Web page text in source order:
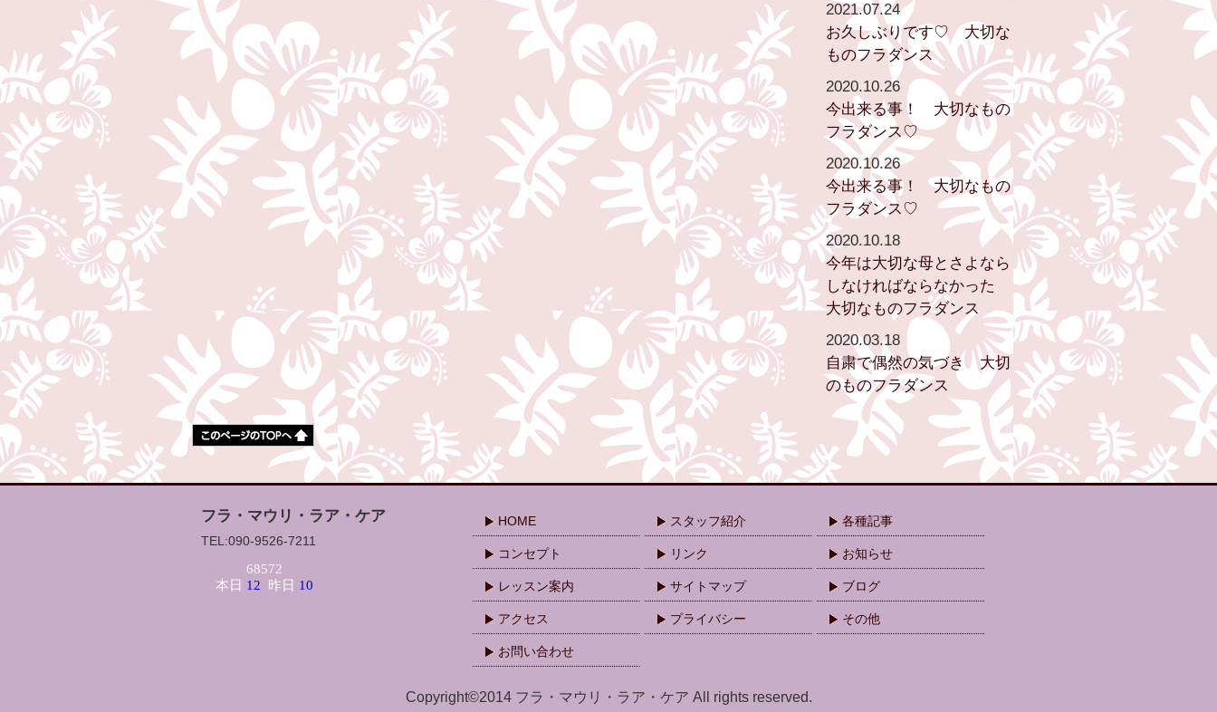
2021.07.24
お久しぶりです♡ 大切な
ものフラダンス
2020.10.26
今出来る事！ 大切なもの
フラダンス♡
2020.10.26
今出来る事！ 大切なもの
フラダンス♡
2020.10.18
今年は大切な母とさよなら
しなければならなかった
大切なものフラダンス
2020.03.18
自粛で偶然の気づき 大切
のものフラダンス
フラ・マウリ・ラア・ケア
TEL:090-9526-7211
HOME
コンセプト
レッスン案内
アクセス
お問い合わせ
スタッフ紹介
リンク
サイトマップ
プライバシー
各種記事
お知らせ
ブログ
その他
Copyright©2014 フラ・マウリ・ラア・ケア All rights reserved.